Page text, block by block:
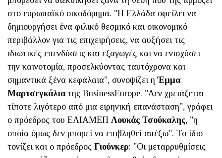
στο ευρωπαϊκό οικοδόμημα. "Η Ελλάδα οφείλει να
δημιουργήσει ένα φιλικό θεσμικό και οικονομικό
περιβάλλον για τις επιχειρήσεις, να αυξήσει τις
ιδιωτικές επενδύσεις και εξαγωγές και να ενισχύσει
την καινοτομία, προσελκύοντας ταυτόχρονα και
σημαντικά ξένα κεφάλαια", συνοψίζει ηΈμμα
Μαρτσεγκάλιατης BusinessEurope. "Δεν χρειάζεται
τίποτε λιγότερο από μια ειρηνική επανάσταση", γράφει
ο πρόεδρος του ΕΛΙΑΜΕΠ Λουκάς Τσούκαλης, "η
οποία όμως δεν μπορεί να επιβληθεί απέξω". Το ίδιο
τονίζει και ο πρόεδρος Γιούνκερ: "Οι μεταρρυθμίσεις